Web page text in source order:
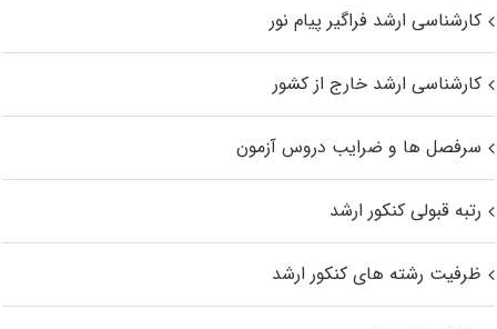
کارشناسی ارشد فراگیر پیام نور
کارشناسی ارشد خارج از کشور
سرفصل ها و ضرایب دروس آزمون
رتبه قبولی کنکور ارشد
ظرفیت رشته های کنکور ارشد